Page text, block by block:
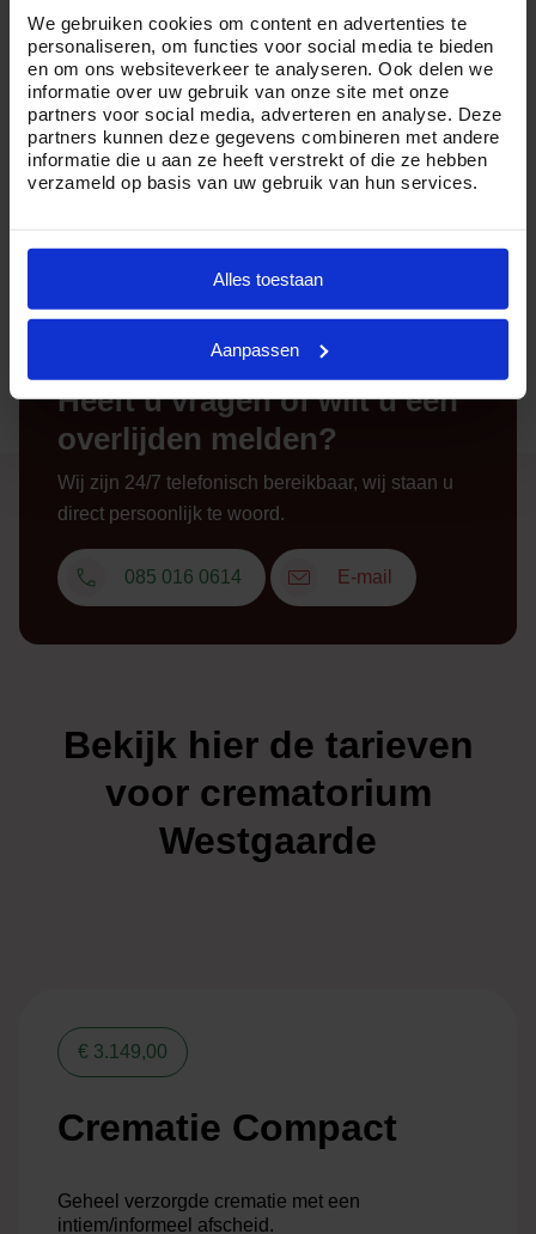
We gebruiken cookies om content en advertenties te
personaliseren, om functies voor social media te bieden
en om ons websiteverkeer te analyseren. Ook delen we
informatie over uw gebruik van onze site met onze
partners voor social media, adverteren en analyse. Deze
partners kunnen deze gegevens combineren met andere
informatie die u aan ze heeft verstrekt of die ze hebben
verzameld op basis van uw gebruik van hun services.
Alles toestaan
Aanpassen
Heeft u vragen of wilt u een
overlijden melden?
Wij zijn 24/7 telefonisch bereikbaar, wij staan u
direct persoonlijk te woord.
085 016 0614 E-mail
Bekijk hier de tarieven
voor crematorium
Westgaarde
Crematie Compact
€ 3.149,00
Geheel verzorgde crematie met een
intiem/informeel afscheid.